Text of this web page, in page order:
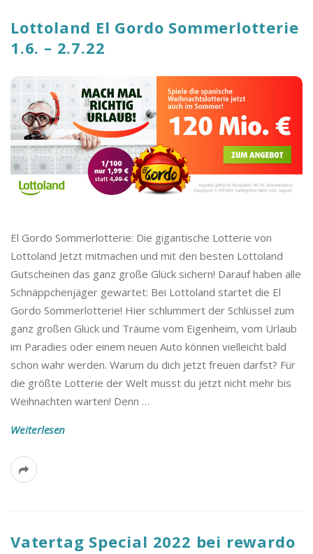
Lottoland El Gordo Sommerlotterie
1.6. – 2.7.22
El Gordo Sommerlotterie: Die gigantische Lotterie von
Lottoland Jetzt mitmachen und mit den besten Lottoland
Gutscheinen das ganz große Glück sichern! Darauf haben alle
Schnäppchenjäger gewartet: Bei Lottoland startet die El
Gordo Sommerlotterie! Hier schlummert der Schlüssel zum
ganz großen Glück und Träume vom Eigenheim, vom Urlaub
im Paradies oder einem neuen Auto können vielleicht bald
schon wahr werden. Warum du dich jetzt freuen darfst? Für
die größte Lotterie der Welt musst du jetzt nicht mehr bis
Weihnachten warten! Denn …
Weiterlesen
Vatertag Special 2022 bei rewardo